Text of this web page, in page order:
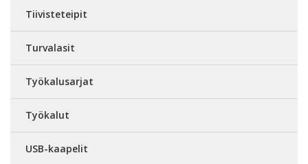
Tiivisteteipit
Turvalasit
Työkalusarjat
Työkalut
USB-kaapelit